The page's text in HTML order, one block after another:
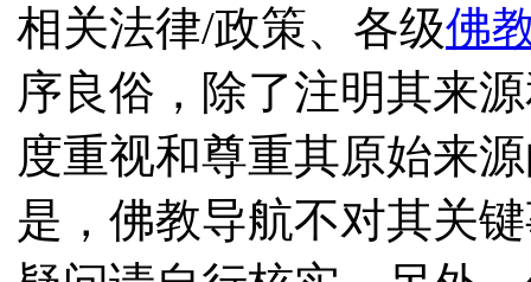
相关法律/政策、各级佛
序良俗，除了注明其来
度重视和尊重其原始来
是，佛教导航不对其关